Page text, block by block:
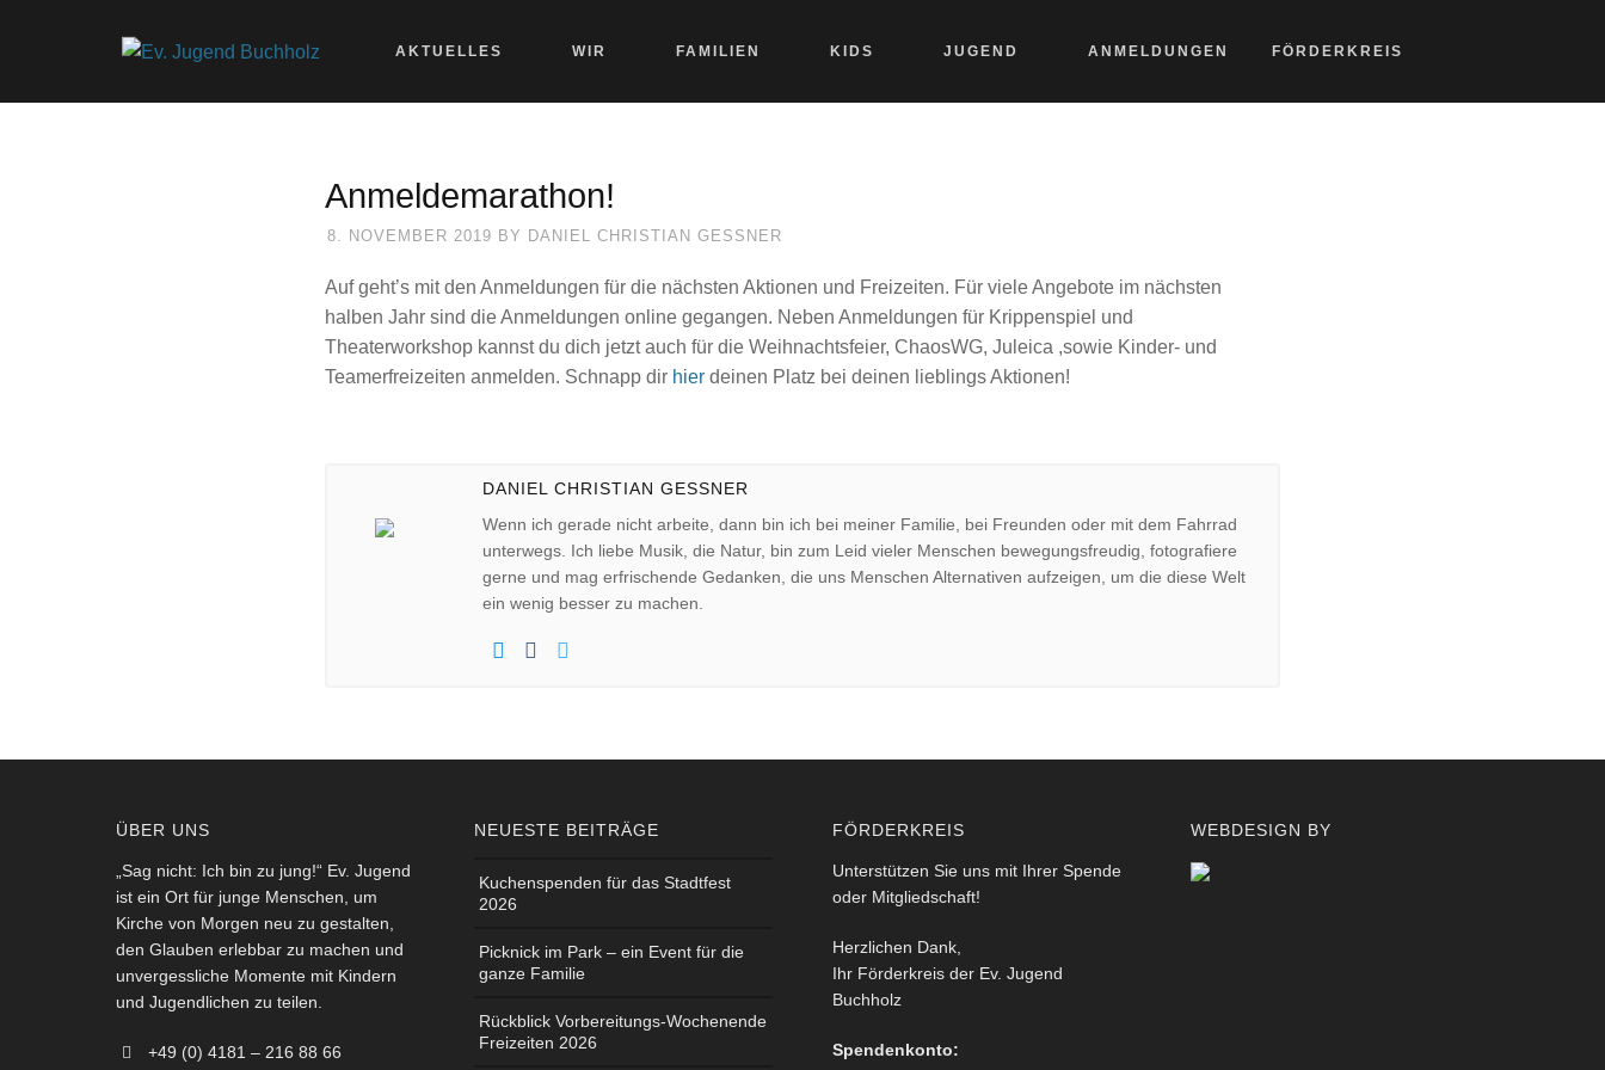
AKTUELLES WIR FAMILIEN KIDS JUGEND ANMELDUNGEN FÖRDERKREIS
Anmeldemarathon!
8. NOVEMBER 2019 BY DANIEL CHRISTIAN GESSNER
Auf geht’s mit den Anmeldungen für die nächsten Aktionen und Freizeiten. Für viele Angebote im nächsten
halben Jahr sind die Anmeldungen online gegangen. Neben Anmeldungen für Krippenspiel und
Theaterworkshop kannst du dich jetzt auch für die Weihnachtsfeier, ChaosWG, Juleica ,sowie Kinder- und
Teamerfreizeiten anmelden. Schnapp dir hier deinen Platz bei deinen lieblings Aktionen!
DANIEL CHRISTIAN GESSNER
Wenn ich gerade nicht arbeite, dann bin ich bei meiner Familie, bei Freunden oder mit dem Fahrrad
unterwegs. Ich liebe Musik, die Natur, bin zum Leid vieler Menschen bewegungsfreudig, fotografiere
gerne und mag erfrischende Gedanken, die uns Menschen Alternativen aufzeigen, um die diese Welt
ein wenig besser zu machen.
ÜBER UNS
„Sag nicht: Ich bin zu jung!“ Ev. Jugend
ist ein Ort für junge Menschen, um
Kirche von Morgen neu zu gestalten,
den Glauben erlebbar zu machen und
unvergessliche Momente mit Kindern
und Jugendlichen zu teilen.
+49 (0) 4181 – 216 88 66
NEUESTE BEITRÄGE
Kuchenspenden für das Stadtfest
2026
Picknick im Park – ein Event für die
ganze Familie
Rückblick Vorbereitungs-Wochenende
Freizeiten 2026
FÖRDERKREIS
Unterstützen Sie uns mit Ihrer Spende
oder Mitgliedschaft!
Herzlichen Dank,
Ihr Förderkreis der Ev. Jugend
Buchholz
Spendenkonto:
WEBDESIGN BY